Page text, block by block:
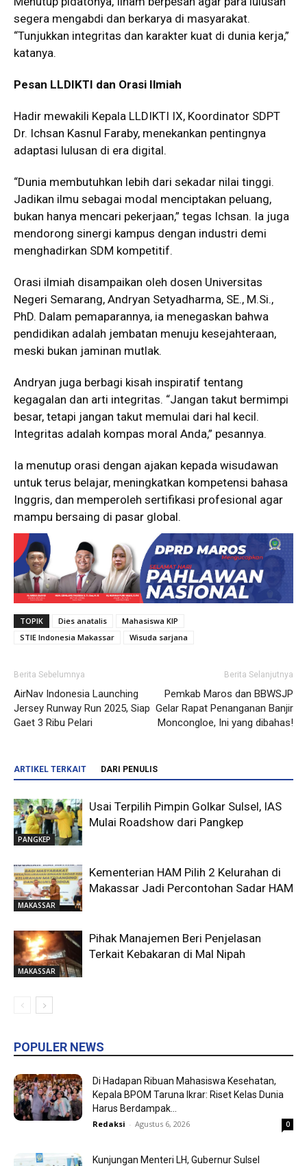
segera mengabdi dan berkarya di masyarakat.
“Tunjukkan integritas dan karakter kuat di dunia kerja,”
katanya.
Pesan LLDIKTI dan Orasi Ilmiah
Hadir mewakili Kepala LLDIKTI IX, Koordinator SDPT
Dr. Ichsan Kasnul Faraby, menekankan pentingnya
adaptasi lulusan di era digital.
“Dunia membutuhkan lebih dari sekadar nilai tinggi.
Jadikan ilmu sebagai modal menciptakan peluang,
bukan hanya mencari pekerjaan,” tegas Ichsan. Ia juga
mendorong sinergi kampus dengan industri demi
menghadirkan SDM kompetitif.
Orasi ilmiah disampaikan oleh dosen Universitas
Negeri Semarang, Andryan Setyadharma, SE., M.Si.,
PhD. Dalam pemaparannya, ia menegaskan bahwa
pendidikan adalah jembatan menuju kesejahteraan,
meski bukan jaminan mutlak.
Andryan juga berbagi kisah inspiratif tentang
kegagalan dan arti integritas. “Jangan takut bermimpi
besar, tetapi jangan takut memulai dari hal kecil.
Integritas adalah kompas moral Anda,” pesannya.
Ia menutup orasi dengan ajakan kepada wisudawan
untuk terus belajar, meningkatkan kompetensi bahasa
Inggris, dan memperoleh sertifikasi profesional agar
mampu bersaing di pasar global.
TOPIK Dies anatalis
Mahasiswa KIP
STIE Indonesia Makassar
Wisuda sarjana
Berita Sebelumnya
AirNav Indonesia Launching
Jersey Runway Run 2025, Siap
Gaet 3 Ribu Pelari
Berita Selanjutnya
Pemkab Maros dan BBWSJP
Gelar Rapat Penanganan Banjir
Moncongloe, Ini yang dibahas!
ARTIKEL TERKAIT DARI PENULIS
PANGKEP
Usai Terpilih Pimpin Golkar Sulsel, IAS
Mulai Roadshow dari Pangkep
MAKASSAR
Kementerian HAM Pilih 2 Kelurahan di
Makassar Jadi Percontohan Sadar HAM
MAKASSAR
Pihak Manajemen Beri Penjelasan
Terkait Kebakaran di Mal Nipah
POPULER NEWS
Di Hadapan Ribuan Mahasiswa Kesehatan,
Kepala BPOM Taruna Ikrar: Riset Kelas Dunia
Harus Berdampak...
Redaksi - Agustus 6, 2026 0
Kunjungan Menteri LH, Gubernur Sulsel